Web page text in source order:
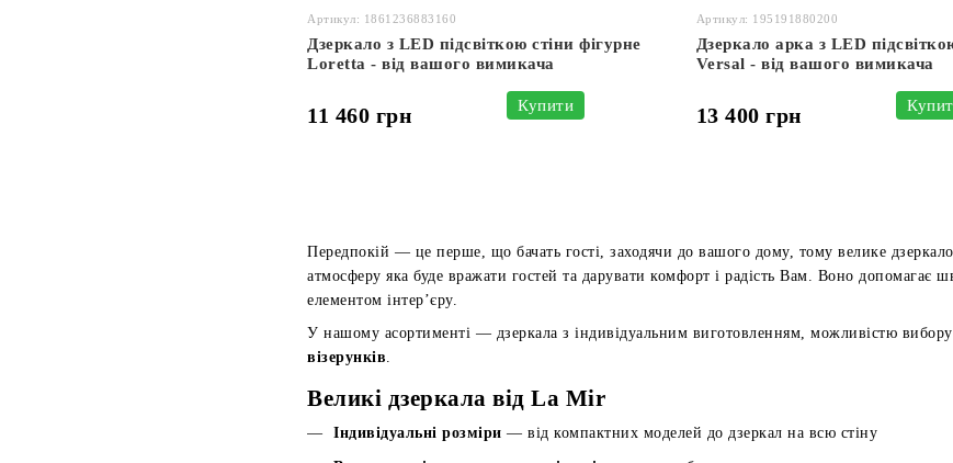
Передпокій — це перше, що бачать гості, заходячи до вашого дому, тому велике
атмосферу яка буде вражати гостей та дарувати комфорт і радість Вам. Воно допомагає
елементом інтер’єру.
У нашому асортименті — дзеркала з індивідуальним виготовленням, можливістю
візерунків.
Великі дзеркала від La Mir
Індивідуальні розміри — від компактних моделей до дзеркал на всю стіну
Артикул: 1861236883160
Дзеркало з LED підсвіткою стіни фігурне
Loretta - від вашого вимикача
11 460 грн Купити
Артикул: 195191880200
Дзеркало арка з LED
Versal - від вашого вимикача
13 400 грн